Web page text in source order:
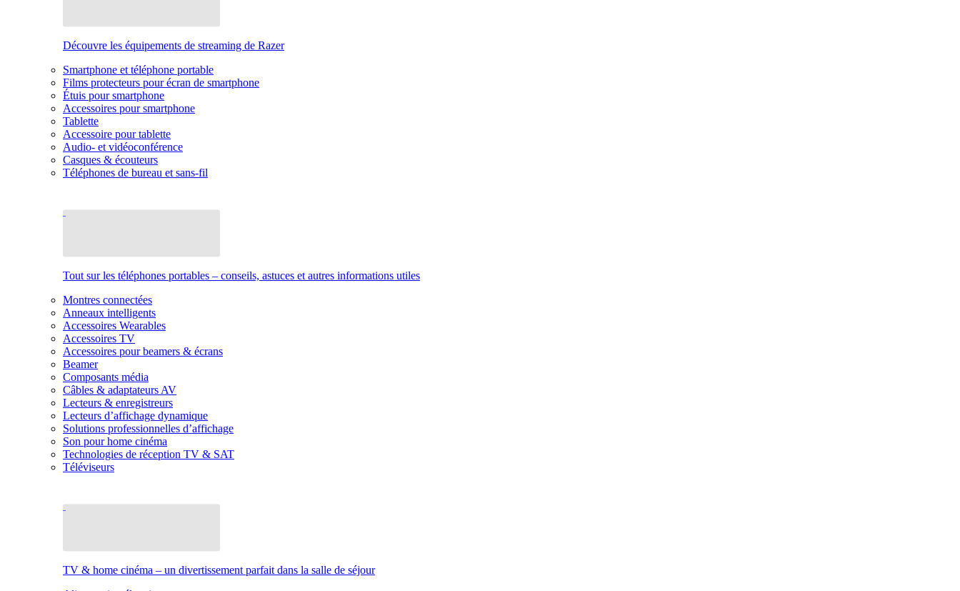
Découvre les équipements de streaming de Razer
Smartphone et téléphone portable
Films protecteurs pour écran de smartphone
Étuis pour smartphone
Accessoires pour smartphone
Tablette
Accessoire pour tablette
Audio- et vidéoconférence
Casques & écouteurs
Téléphones de bureau et sans-fil
Tout sur les téléphones portables – conseils, astuces et autres informations utiles
Montres connectées
Anneaux intelligents
Accessoires Wearables
Accessoires TV
Accessoires pour beamers & écrans
Beamer
Composants média
Câbles & adaptateurs AV
Lecteurs & enregistreurs
Lecteurs d’affichage dynamique
Solutions professionnelles d’affichage
Son pour home cinéma
Technologies de réception TV & SAT
Téléviseurs
TV & home cinéma – un divertissement parfait dans la salle de séjour